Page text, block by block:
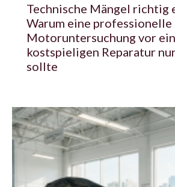
Technische Mängel richtig
Warum eine professionelle
Motoruntersuchung vor
kostspieligen Reparatur
sollte